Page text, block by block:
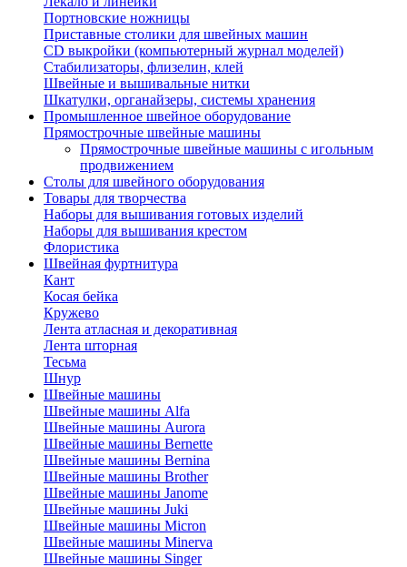
Портновские ножницы
Приставные столики для швейных машин
СD выкройки (компьютерный журнал моделей)
Стабилизаторы, флизелин, клей
Швейные и вышивальные нитки
Шкатулки, органайзеры, системы хранения
Промышленное швейное оборудование
Прямострочные швейные машины
Прямострочные швейные машины с игольным
продвижением
Столы для швейного оборудования
Товары для творчества
Наборы для вышивания готовых изделий
Наборы для вышивания крестом
Флористика
Швейная фуртнитура
Кант
Косая бейка
Кружево
Лента aтласная и декоративная
Лента шторная
Тесьма
Шнур
Швейные машины
Швейные машины Alfa
Швейные машины Aurora
Швейные машины Bernette
Швейные машины Bernina
Швейные машины Brother
Швейные машины Janome
Швейные машины Juki
Швейные машины Micron
Швейные машины Minerva
Швейные машины Singer